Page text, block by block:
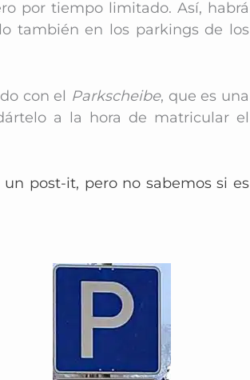
por tiempo limitado. Así, habrá
también en los parkings de los
con el Parkscheibe, que es una
a la hora de matricular el
post-it, pero no sabemos si es